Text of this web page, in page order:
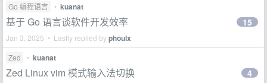
Go 编程语言 • kuanat
基于 Go 语言谈软件开发效率
Jan 3, 2025 • Lastly replied byphoulx
15
Zed • kuanat
Zed Linux vim 模式输入法切换 4